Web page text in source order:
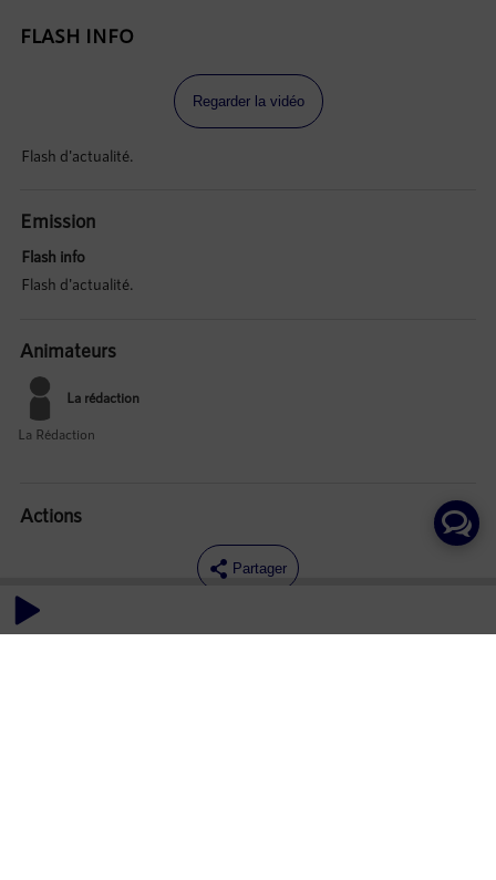
FLASH INFO
Regarder la vidéo
Flash d'actualité.
Emission
Flash info
Flash d'actualité.
Animateurs
La rédaction
La Rédaction
Actions
Partager
Commentaires